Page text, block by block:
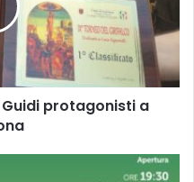
protagonisti a